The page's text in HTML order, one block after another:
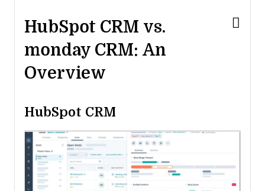
HubSpot CRM vs.
monday CRM: An
Overview
HubSpot CRM